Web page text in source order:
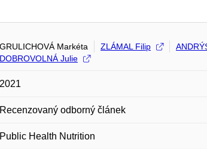
GRULICHOVÁ Markéta ZLÁMAL Filip
DOBROVOLNÁ Julie
2021
Recenzovaný odborný článek
Public Health Nutrition